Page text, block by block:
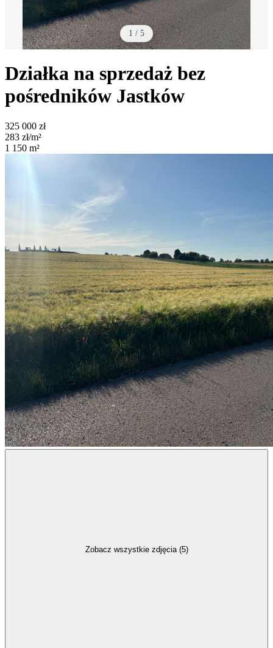
1 / 5
Działka na sprzedaż bez
pośredników Jastków
325 000 zł
283 zł/m²
1 150 m²
Zobacz wszystkie zdjęcia (5)